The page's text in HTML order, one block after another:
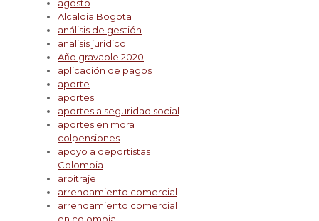
agosto
Alcaldia Bogota
análisis de gestión
analisis juridico
Año gravable 2020
aplicación de pagos
aporte
aportes
aportes a seguridad social
aportes en mora
colpensiones
apoyo a deportistas
Colombia
arbitraje
arrendamiento comercial
arrendamiento comercial